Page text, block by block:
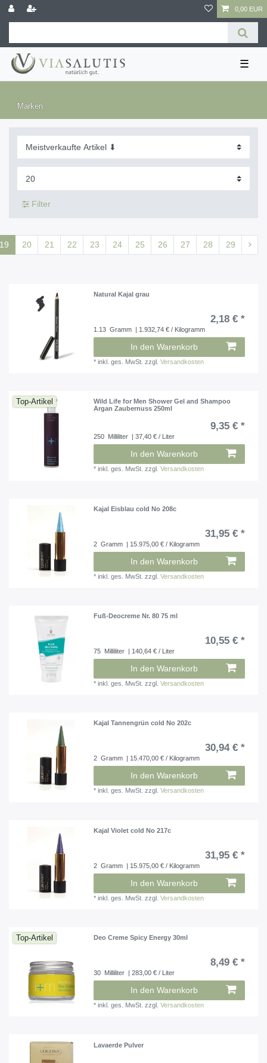
0,00 EUR
☰
Marken
Filter
20 21 22 23 24 25 26 27 28 29
Natural Kajal grau
2,18 € *
1.13 Gramm | 1.932,74 € / Kilogramm
In den Warenkorb
*inkl. ges. MwSt. zzgl.Versandkosten
Top-Artikel
Wild Life for Men Shower Gel and Shampoo
Argan Zaubernuss 250ml
9,35 € *
250 Milliliter | 37,40 € / Liter
In den Warenkorb
*inkl. ges. MwSt. zzgl.Versandkosten
Kajal Eisblau cold No 208c
31,95 € *
2 Gramm | 15.975,00 € / Kilogramm
In den Warenkorb
*inkl. ges. MwSt. zzgl.Versandkosten
Fuß-Deocreme Nr. 80 75 ml
10,55 € *
75 Milliliter | 140,64 € / Liter
In den Warenkorb
*inkl. ges. MwSt. zzgl.Versandkosten
Kajal Tannengrün cold No 202c
30,94 € *
2 Gramm | 15.470,00 € / Kilogramm
In den Warenkorb
*inkl. ges. MwSt. zzgl.Versandkosten
Kajal Violet cold No 217c
31,95 € *
2 Gramm | 15.975,00 € / Kilogramm
In den Warenkorb
*inkl. ges. MwSt. zzgl.Versandkosten
Top-Artikel Deo Creme Spicy Energy 30ml
8,49 € *
30 Milliliter | 283,00 € / Liter
In den Warenkorb
*inkl. ges. MwSt. zzgl.Versandkosten
Lavaerde Pulver